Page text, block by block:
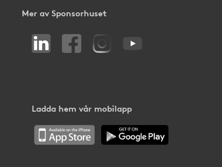
Mer av Sponsorhuset
Ladda hem vår mobilapp